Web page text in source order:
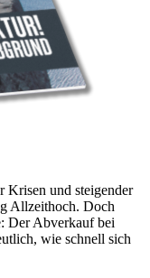
Krisen und steigender
Allzeithoch. Doch
Der Abverkauf bei
wie schnell sich